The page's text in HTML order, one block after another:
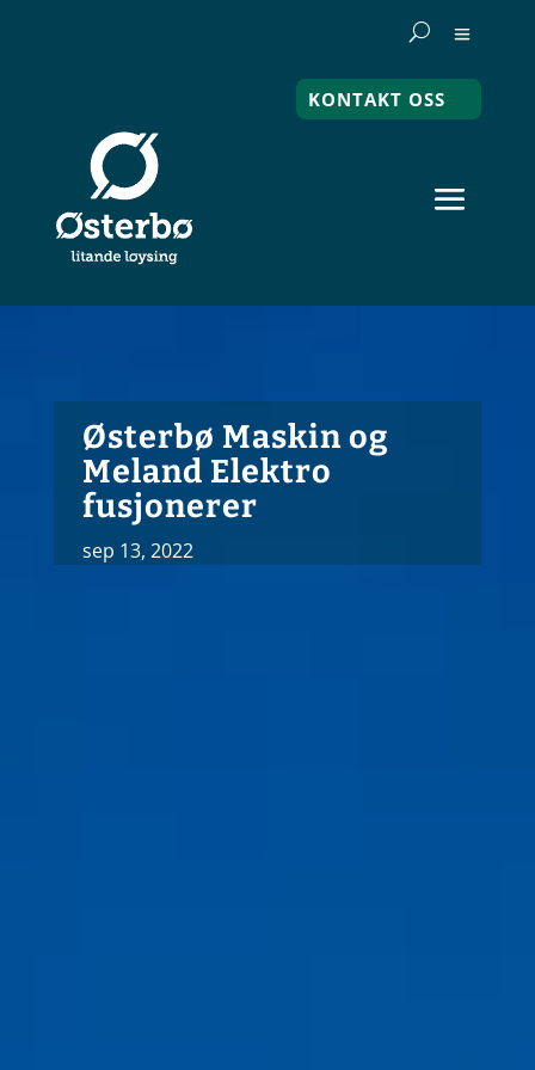
KONTAKT OSS
Østerbø Maskin og
Meland Elektro
fusjonerer
sep 13, 2022